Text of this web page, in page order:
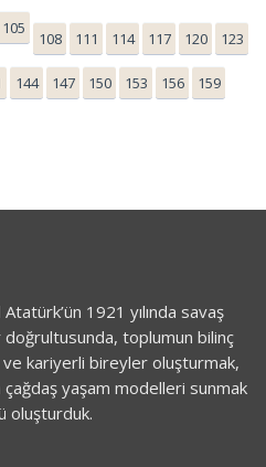
105
108 111 114 117 120 123
144 147 150 153 156 159
1921 yılında savaş
toplumun bilinç
kariyerli bireyler oluşturmak,
yaşam modelleri sunmak
oluşturduk.